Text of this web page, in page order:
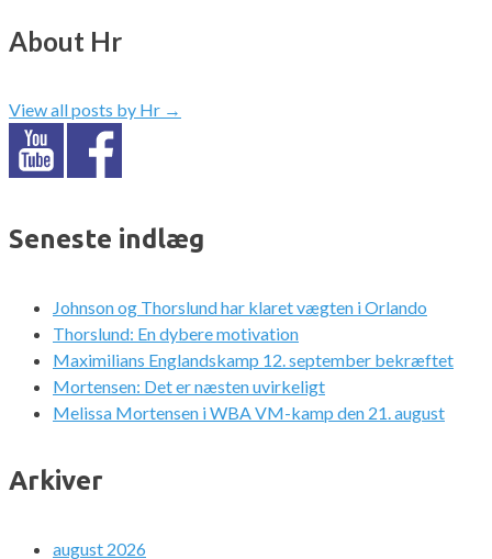
About Hr
View all posts by Hr →
Seneste indlæg
Johnson og Thorslund har klaret vægten i Orlando
Thorslund: En dybere motivation
Maximilians Englandskamp 12. september bekræftet
Mortensen: Det er næsten uvirkeligt
Melissa Mortensen i WBA VM-kamp den 21. august
Arkiver
august 2026